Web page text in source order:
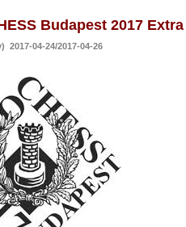
Budapest 2017
2017-04-24/2017-04-26